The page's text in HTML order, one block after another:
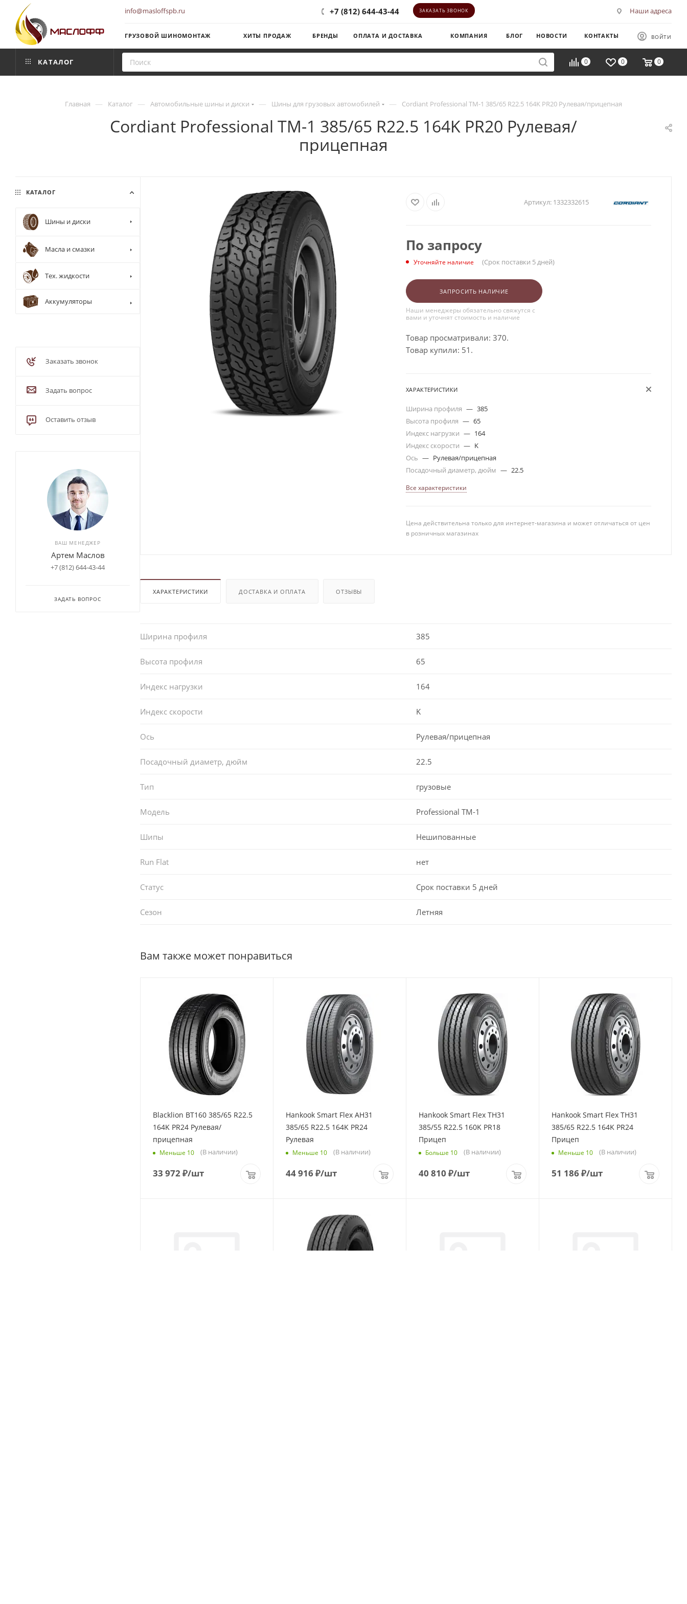
info@masloffspb.ru +7 (812) 644-43-44 ЗАКАЗАТЬ ЗВОНОК Наши адреса
ГРУЗОВОЙ ШИНОМОНТАЖ ХИТЫ ПРОДАЖ БРЕНДЫ ОПЛАТА И ДОСТАВКА КОМПАНИЯ БЛОГ НОВОСТИ КОНТАКТЫ ВОЙТИ
КАТАЛОГ 0 0 0
Главная — Каталог — Автомобильные шины и диски — Шины для грузовых автомобилей — Cordiant Professional TM-1 385/65 R22.5 164K PR20 Рулевая/прицепная
Cordiant Professional TM-1 385/65 R22.5 164K PR20 Рулевая/
прицепная
Артикул: 1332332615
По запросу
Уточняйте наличие (Срок поставки 5 дней)
ЗАПРОСИТЬ НАЛИЧИЕ
Наши менеджеры обязательно свяжутся с
вами и уточнят стоимость и наличие
Товар просматривали: 370.
Товар купили: 51.
ХАРАКТЕРИСТИКИ
Ширина профиля — 385
Высота профиля — 65
Индекс нагрузки — 164
Индекс скорости — K
Ось — Рулевая/прицепная
Посадочный диаметр, дюйм — 22.5
Все характеристики
Цена действительна только для интернет-магазина и может отличаться от цен
в розничных магазинах
ХАРАКТЕРИСТИКИ ДОСТАВКА И ОПЛАТА ОТЗЫВЫ
Ширина профиля 385
Высота профиля 65
Индекс нагрузки 164
Индекс скорости K
Ось Рулевая/прицепная
Посадочный диаметр, дюйм 22.5
Тип грузовые
Модель Professional TM-1
Шипы Нешипованные
Run Flat нет
Статус Срок поставки 5 дней
Сезон Летняя
Вам также может понравиться
Blacklion BT160 385/65 R22.5
164K PR24 Рулевая/
прицепная
Меньше 10 (В наличии)
33 972₽/шт
Hankook Smart Flex AH31
385/65 R22.5 164K PR24
Рулевая
Меньше 10 (В наличии)
44 916 ₽/шт
Hankook Smart Flex TH31
385/55 R22.5 160K PR18
Прицеп
Больше 10 (В наличии)
40 810 ₽/шт
Hankook Smart Flex TH31
385/65 R22.5 164K PR24
Прицеп
Меньше 10 (В наличии)
51 186 ₽/шт
КАТАЛОГ
Шины и диски
Масла и смазки
Тех. жидкости
Аккумуляторы
Заказать звонок
Задать вопрос
Оставить отзыв
ВАШ МЕНЕДЖЕР
Артем Маслов
+7 (812) 644-43-44
ЗАДАТЬ ВОПРОС